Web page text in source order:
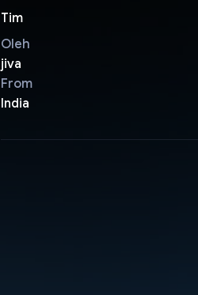
Tim
Oleh
jiva
From
India